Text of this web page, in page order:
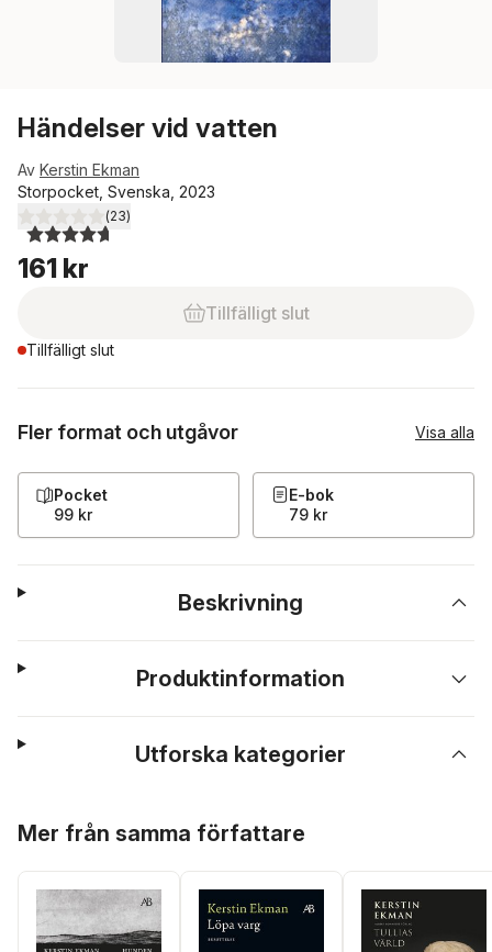
Händelser vid vatten
Av Kerstin Ekman
Storpocket, Svenska, 2023
4,7utav 5 stjärnor. Totalt antal röster:
(23)
161 kr
Tillfälligt slut
Tillfälligt slut
Fler format och utgåvor Visa alla
Pocket
99 kr
E-bok
79 kr
Beskrivning
Produktinformation
Utforska kategorier
Mer från samma författare